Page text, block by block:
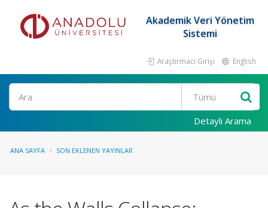
Akademik Veri Yönetim
Sistemi
Araştırmacı Girişi English
Ara
Detaylı Arama
ANA SAYFA SON EKLENEN YAYINLAR